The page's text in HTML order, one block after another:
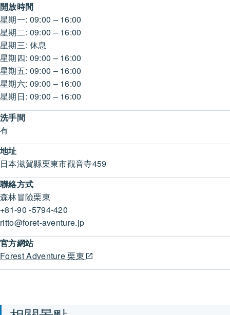
開放時間
星期一: 09:00 – 16:00
星期二: 09:00 – 16:00
星期三: 休息
星期四: 09:00 – 16:00
星期五: 09:00 – 16:00
星期六: 09:00 – 16:00
星期日: 09:00 – 16:00
洗手間
有
地址
日本滋賀縣栗東市觀音寺459
聯絡方式
森林冒險栗東
+81-90 -5794-420
ritto@foret-aventure.jp
官方網站
Forest Adventure 栗東